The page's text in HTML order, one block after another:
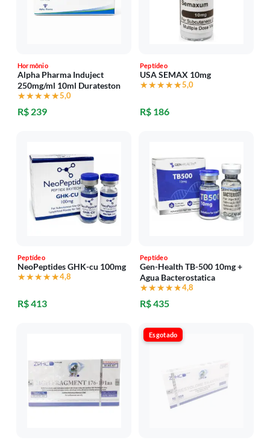
Hormônio
Alpha Pharma Induject
250mg/ml 10ml Durateston
★★★★★
★★★★★5,0
R$ 239
Peptídeo
USA SEMAX 10mg
★★★★★
★★★★★5,0
R$ 186
Peptídeo
NeoPeptides GHK-cu 100mg
★★★★★
★★★★★4,8
R$ 413
Peptídeo
Gen-Health TB-500 10mg +
Agua Bacterostatica
★★★★★
★★★★★4,8
R$ 435
Esgotado